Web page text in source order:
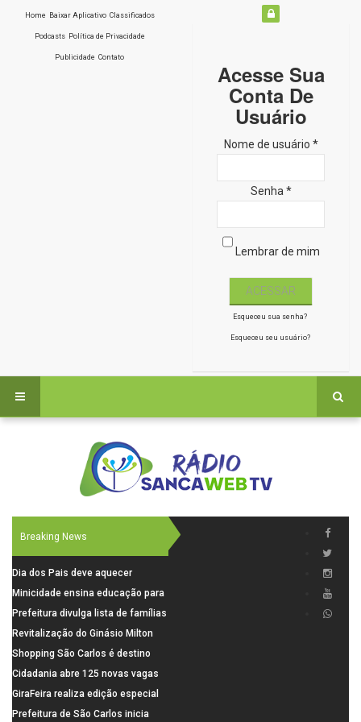
Home Baixar Aplicativo Classificados
Podcasts Política de Privacidade
Publicidade Contato
Acesse Sua
Conta De
Usuário
Nome de usuário *
Senha *
Lembrar de mim
Esqueceu sua senha?
Esqueceu seu usuário?
Breaking News
Dia dos Pais deve aquecer
comércio de São Carlos com
renda em alta e maior circulação
de consumidores
Minicidade ensina educação para
o trânsito a 264 crianças da rede
municipal
Prefeitura divulga lista de famílias
pré-selecionadas pela Caixa para
o Residencial Santa Felícia
Revitalização do Ginásio Milton
Olaio filho avança com obras de
recuperação
Shopping São Carlos é destino
para celebrar o Dia dos Pais com
presentes, gastronomia e lazer
Cidadania abre 125 novas vagas
para oficinas de convivência
GiraFeira realiza edição especial
de Dia dos Pais neste domingo (9)
Prefeitura de São Carlos inicia